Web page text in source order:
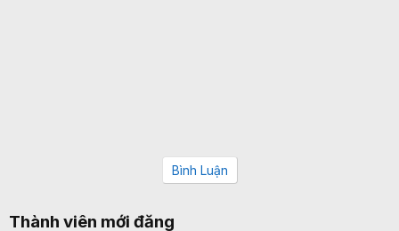
Bình Luận
Thành viên mới đăng